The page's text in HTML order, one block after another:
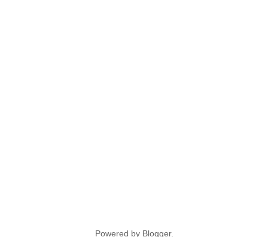
Powered by Blogger.